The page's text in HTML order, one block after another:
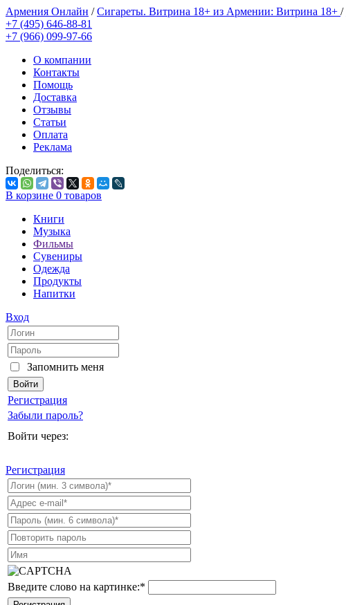
Армения Онлайн /Сигареты. Витрина 18+ из Армении: Витрина 18+ /
+7 (495) 646-88-81
+7 (966) 099-97-66
О компании
Контакты
Помощь
Доставка
Отзывы
Статьи
Оплата
Реклама
Поделиться:
В корзине 0 товаров
Книги
Музыка
Фильмы
Сувениры
Одежда
Продукты
Напитки
Вход
Запомнить меня
Регистрация
Забыли пароль?
Войти через:
Регистрация
Введите слово на картинке:*